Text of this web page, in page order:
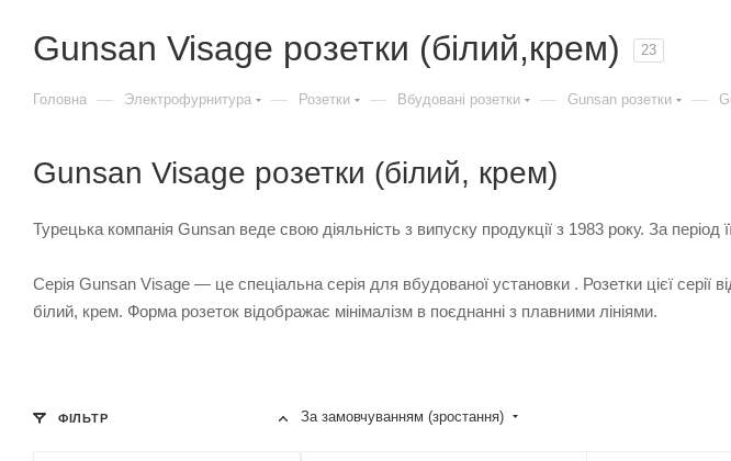
Gunsan Visage розетки (білий,крем) 23
Головна — Электрофурнитура — Розетки — Вбудовані розетки — Gunsan розетки —
Gunsan Visage розетки (білий, крем)
Турецька компанія Gunsan веде свою діяльність з випуску продукції з 1983 року. За період
Серія Gunsan Visage ― це спеціальна серія для вбудованої установки . Розетки цієї серії
білий, крем. Форма розеток відображає мінімалізм в поєднанні з плавними лініями.
За замовчуванням (зростання)
ФІЛЬТР